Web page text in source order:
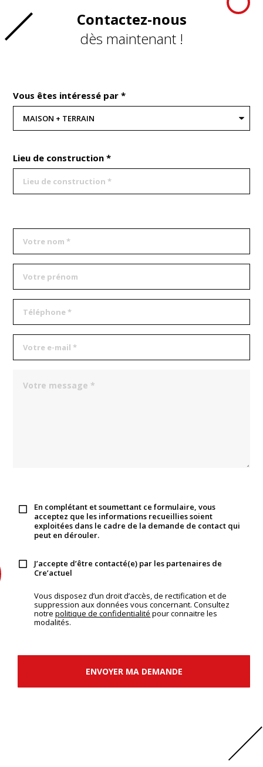
Contactez-nous
dès maintenant !
Vous êtes intéressé par *
Lieu de construction *
En complétant et soumettant ce formulaire, vous
acceptez que les informations recueillies soient
exploitées dans le cadre de la demande de contact qui
peut en dérouler.
J’accepte d’être contacté(e) par les partenaires de
Cre’actuel
Vous disposez d’un droit d’accès, de rectification et de
suppression aux données vous concernant. Consultez
notrepolitique de confidentialité pour connaitre les
modalités.
ENVOYER MA DEMANDE